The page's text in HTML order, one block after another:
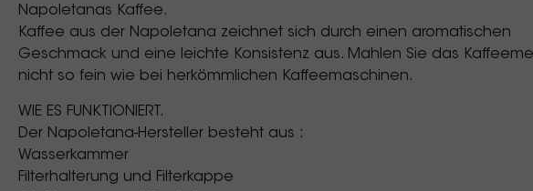
Napoletanas Kaffee.
Kaffee aus der Napoletana zeichnet sich durch einen aromatischen
Geschmack und eine leichte Konsistenz aus. Mahlen Sie das
nicht so fein wie bei herkömmlichen Kaffeemaschinen.
WIE ES FUNKTIONIERT.
Der Napoletana-Hersteller besteht aus :
Wasserkammer
Filterhalterung und Filterkappe